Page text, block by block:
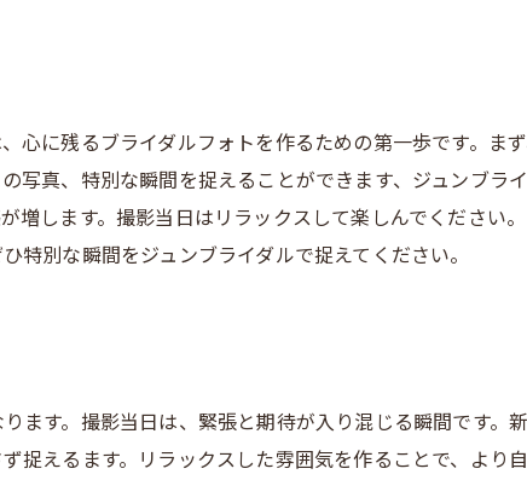
心に残るブライダルフォトを作るための第一歩です。ま
写真、特別な瞬間を捉えることができます、ジュンブラ
します。撮影当日はリラックスして楽しんでください
別な瞬間をジュンブライダルで捉えてください。
ます。撮影当日は、緊張と期待が入り混じる瞬間です。
捉えるます。リラックスした雰囲気を作ることで、より